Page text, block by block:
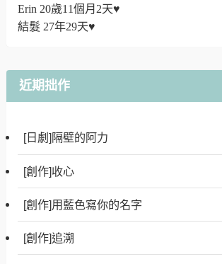
Erin 20歲11個月2天♥
結髮 27年29天♥
近期拙作
[日劇]隔壁的阿力
[創作]收心
[創作]用藍色寫你的名字
[創作]追溯